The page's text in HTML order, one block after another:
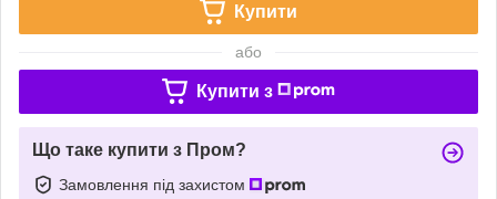
Купити
або
Купити з
Що таке купити з Пром?
Замовлення під захистом